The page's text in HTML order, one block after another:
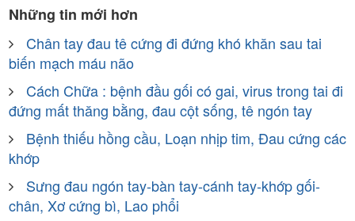
Những tin mới hơn
Chân tay đau tê cứng đi đứng khó khăn sau tai
biến mạch máu não
Cách Chữa : bệnh đầu gối có gai, virus trong tai đi
đứng mất thăng bằng, đau cột sống, tê ngón tay
Bệnh thiếu hồng cầu, Loạn nhịp tim, Đau cứng các
khớp
Sưng đau ngón tay-bàn tay-cánh tay-khớp gối-
chân, Xơ cứng bì, Lao phổi